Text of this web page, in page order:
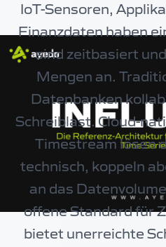
IoT-Sensoren,
Finanzdaten haben
sind zeitbasiert
Mengen an.
Datenbanken
Schreiblast. Cloud-
Timestream lösen
technisch, koppeln
an das
offene Standard für
bietet unerreichte